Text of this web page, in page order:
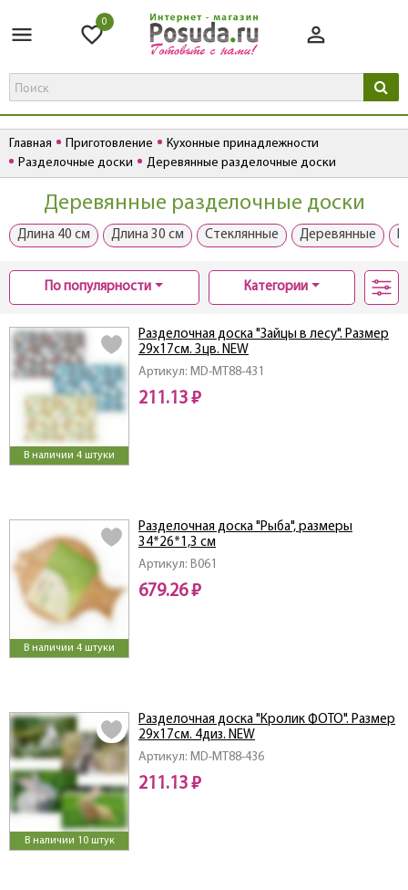
0
Главная Приготовление
Кухонные принадлежности
Разделочные доски
Деревянные разделочные доски
Деревянные разделочные доски
Длина 40 см Длина 30 см Стеклянные Деревянные
По популярности Категории
В наличии 4 штуки
Артикул: MD-МТ88-431
Разделочная доска "Зайцы в лесу". Размер
29х17см. 3цв. NEW
211.13 ₽
В наличии 4 штуки
Артикул: B061
Разделочная доска "Рыба", размеры
34*26*1,3 см
679.26 ₽
В наличии 10 штук
Артикул: MD-МТ88-436
Разделочная доска "Кролик ФОТО". Размер
29х17см. 4диз. NEW
211.13 ₽